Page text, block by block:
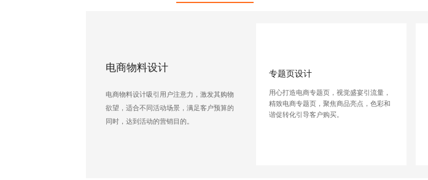
电商物料设计
电商物料设计吸引用户注意力，激发其购物
欲望，适合不同活动场景，满足客户预算的
同时，达到活动的营销目的。
专题页设计
用心打造电商专题页，视觉盛宴引流量，
精致电商专题页，聚焦商品亮点，色彩和
谐促转化引导客户购买。